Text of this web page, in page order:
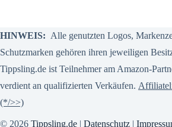
HINWEIS: Alle genutzten Logos,
Schutzmarken gehören ihren jeweiligen
Tippsling.de ist Teilnehmer am Amazon-
verdient an qualifizierten Verkäufen.
(*/>>)
© 2026 Tippsling.de | Datenschutz |